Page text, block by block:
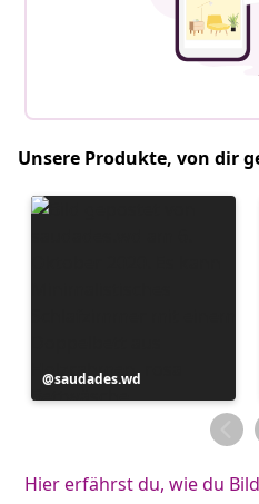
Unsere Produkte, von dir
Beitrag
veröffentlicht
saudades.wd
Hier erfährst du, wie du